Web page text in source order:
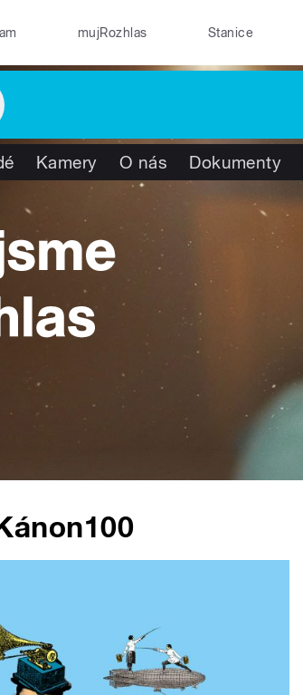
mujRozhlas Stanice
Kamery O nás Dokumenty